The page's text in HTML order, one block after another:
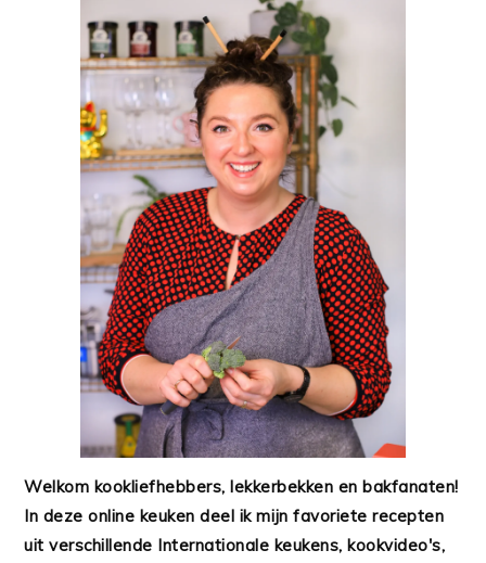
Welkom kookliefhebbers, lekkerbekken en bakfanaten!
In deze online keuken deel ik mijn favoriete recepten
uit verschillende Internationale keukens, kookvideo's,